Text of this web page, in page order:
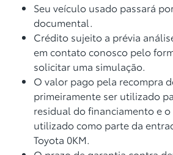
Seu veículo usado passará
documental.
Crédito sujeito a prévia
em contato conosco pelo
solicitar uma simulação.
O valor pago pela recompra
primeiramente ser utilizado
residual do financiamento e
utilizado como parte da
Toyota 0KM.